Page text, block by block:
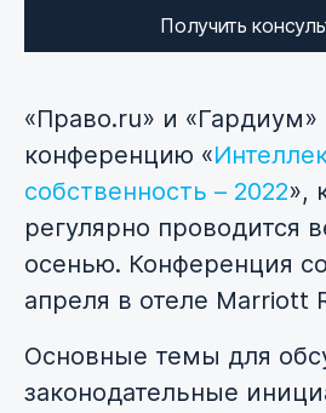
«Право.ru» и
конференцию «
собственность – 2022»,
регулярно проводится
осенью. Конференция
апреля в отеле Marriott
Основные темы для
законодательные
Получить